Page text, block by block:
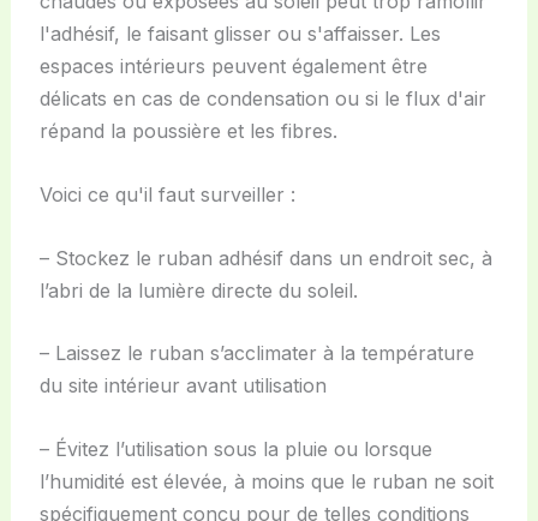
l'adhésif, le faisant glisser ou s'affaisser. Les
espaces intérieurs peuvent également être
délicats en cas de condensation ou si le flux d'air
répand la poussière et les fibres.
Voici ce qu'il faut surveiller :
– Stockez le ruban adhésif dans un endroit sec, à
l’abri de la lumière directe du soleil.
– Laissez le ruban s’acclimater à la température
du site intérieur avant utilisation
– Évitez l’utilisation sous la pluie ou lorsque
l’humidité est élevée, à moins que le ruban ne soit
spécifiquement conçu pour de telles conditions